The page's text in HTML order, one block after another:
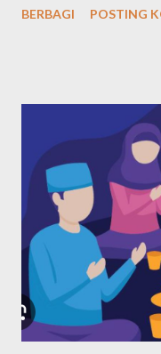
Yahudi (Yudaisme)
1527-1407 SM. Maka,
agama pertama
Musa mendefiniskan
kaumnya? Nabi Musa
adalah Yang Maha Esa.
keesaan Tuhan dalam
disebut Shema Israel:
kita, Tuhan itu esa!".
BERBAGI POSTING